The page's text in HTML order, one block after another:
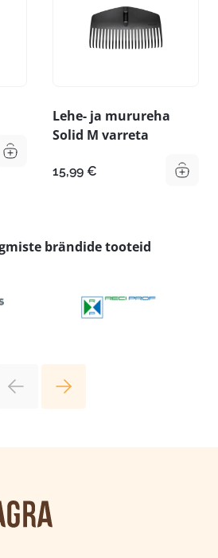
Lehe- ja murureha
Solid M varreta
15,99 €
brändide tooteid